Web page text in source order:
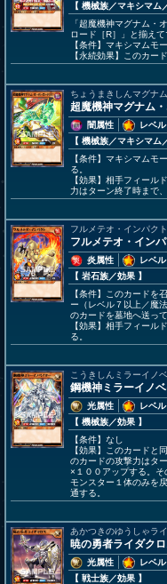
【 機械族／マキシマム
「超魔機神マグナム・
ロード［R］」と揃えて
【条件】マキシマムモ
【永続効果】このカー
ちょうまきしんマグナ
超魔機神マグナム
闇属性
レベ
【 機械族／マキシマム
【条件】マキシマムモ
る。
【効果】相手フィール
力はターン終了時まで
フルメテオ・インパクト
フルメテオ・インパ
炎属性
レベ
【 岩石族／効果 】
【条件】このカードを
ー（レベル７以上／魔
のカードを墓地へ送っ
【効果】相手フィール
る。
こうきしんミラーイノ
鋼機神ミラーイノ
光属性
レベ
【 機械族／効果 】
【条件】なし
【効果】このカードと
のカードの攻撃力はタ
×１００アップする。
モンスター１体のみを
通する。
あかつきのゆうしゃラ
暁の勇者ライダク
光属性
レベ
【 戦士族／効果 】